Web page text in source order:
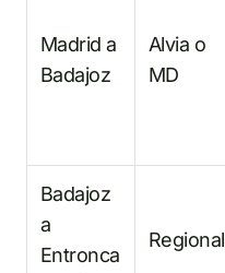
Madrid a
Badajoz
Alvia o
MD
Badajoz
a
Entronca
Regional